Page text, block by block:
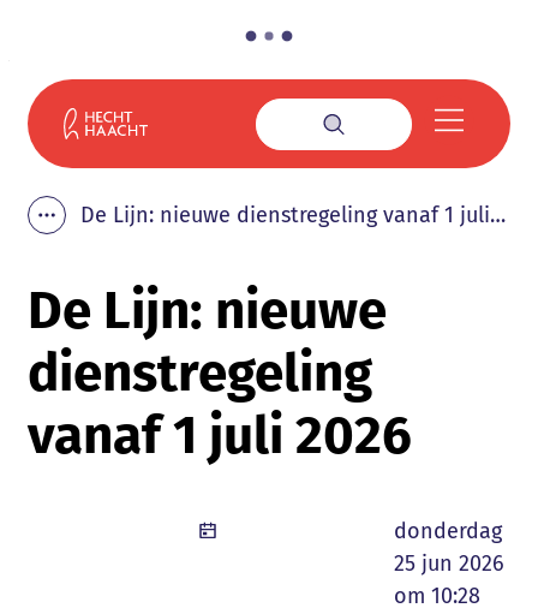
Naar inhoud
Gemeente Haacht
Zoek tonen /Menu
Toon alle broodkruimel items
De Lijn: nieuwe dienstregeling vanaf 1 juli 2026
De Lijn: nieuwe
dienstregeling
vanaf 1 juli 2026
donderdag
25 jun 2026
om 10:28